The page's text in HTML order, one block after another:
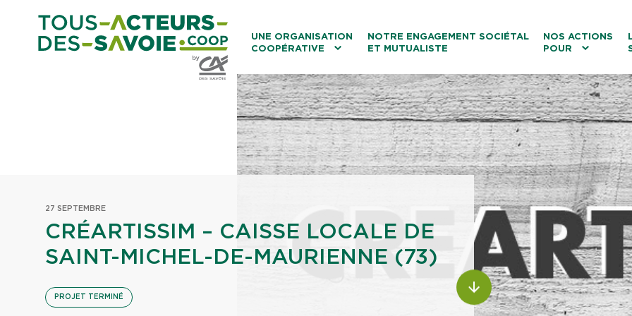
UNE ORGANISATION
COOPÉRATIVE
Caisses Locales
NOTRE ENGAGEMENT SOCIÉTAL
ET MUTUALISTE
NOS ACTIONS
POUR
Le tourisme
Les transitions
La biodiversité
Les associations
27 SEPTEMBRE
CRÉARTISSIM – CAISSE LOCALE DE
SAINT-MICHEL-DE-MAURIENNE (73)
PROJET TERMINÉ